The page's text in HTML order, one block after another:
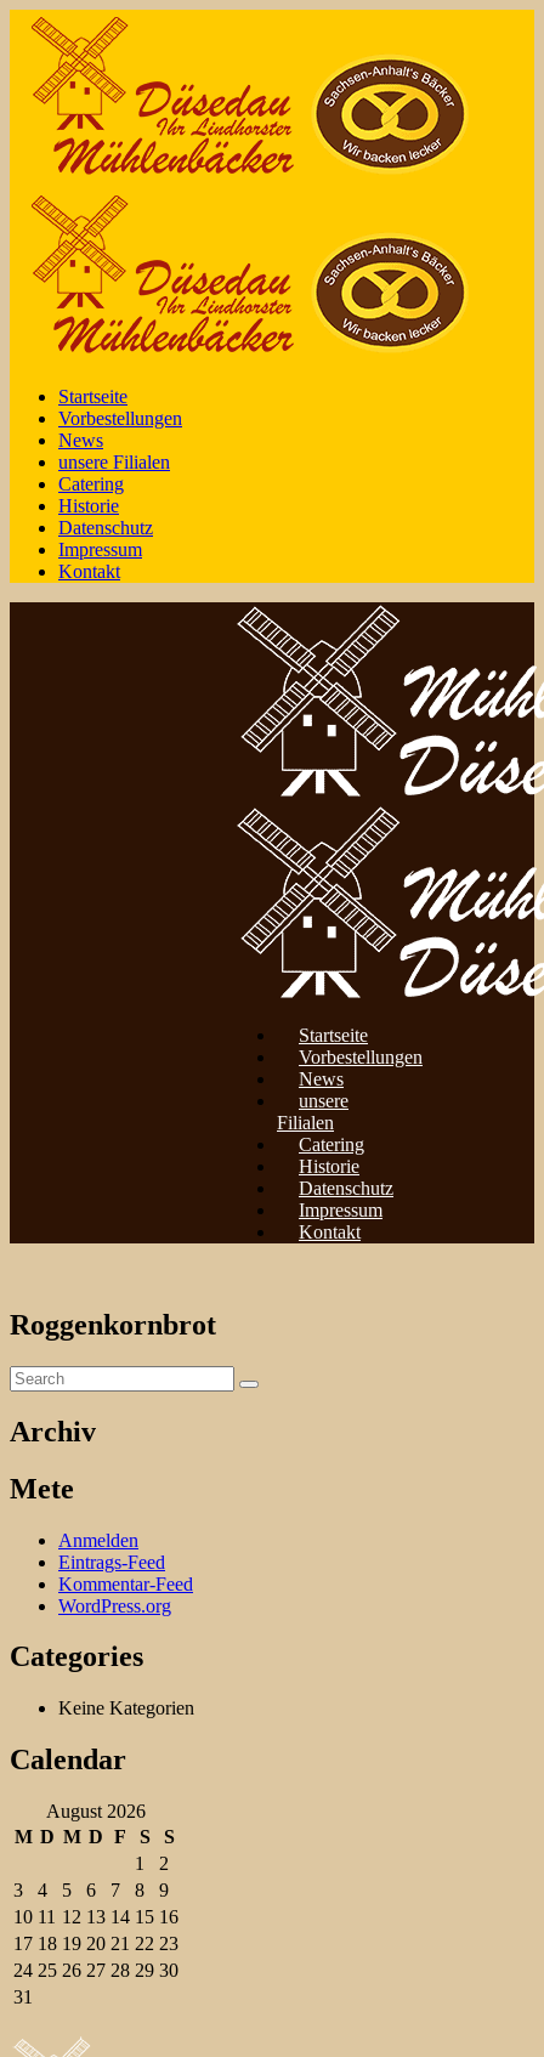
Startseite
Vorbestellungen
News
unsere Filialen
Catering
Historie
Datenschutz
Impressum
Kontakt
Startseite
Vorbestellungen
News
unsere
Filialen
Catering
Historie
Datenschutz
Impressum
Kontakt
Roggenkornbrot
Archiv
Mete
Anmelden
Eintrags-Feed
Kommentar-Feed
WordPress.org
Categories
Keine Kategorien
Calendar
August 2026
M D M D F S
S
1
2
3
4 5 6 7 8
9
10 11 12 13 14 15 16
17 18 19 20 21 22 23
24 25 26 27 28 29 30
31